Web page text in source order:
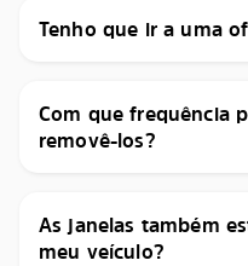
Tenho que ir a uma
Com que frequência
removê-los?
As janelas também
meu veículo?